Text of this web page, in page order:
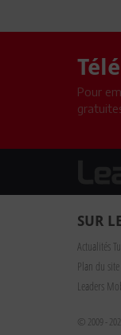
Pour
SUR
Actualités
Plan du site
Leaders
© 2009 -